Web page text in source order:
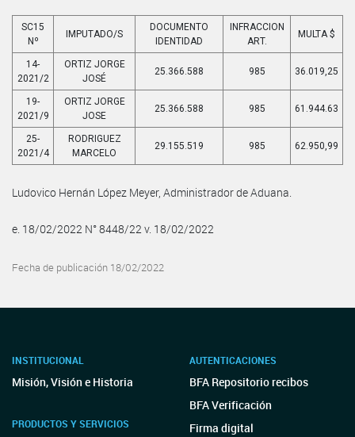
SC15
Nº
IMPUTADO/S
DOCUMENTO
IDENTIDAD
INFRACCION
ART.
MULTA $
14-
2021/2
ORTIZ JORGE
JOSÉ
25.366.588 985 36.019,25
19-
2021/9
ORTIZ JORGE
JOSE
25.366.588 985 61.944.63
25-
2021/4
RODRIGUEZ
MARCELO
29.155.519 985 62.950,99
Ludovico Hernán López Meyer, Administrador de Aduana.
e. 18/02/2022 N° 8448/22 v. 18/02/2022
Fecha de publicación 18/02/2022
INSTITUCIONAL
Misión, Visión e Historia
PRODUCTOS Y SERVICIOS
AUTENTICACIONES
BFA Repositorio recibos
BFA Verificación
Firma digital